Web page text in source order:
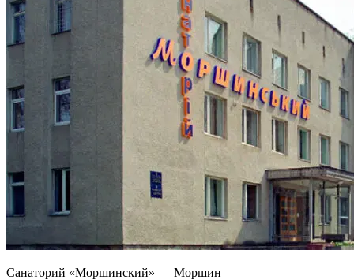
Санаторий «Моршинский» — Моршин